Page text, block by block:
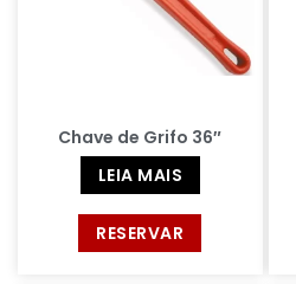
Chave de Grifo 36″
LEIA MAIS
RESERVAR